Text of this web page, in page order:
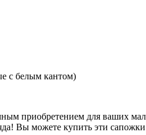
с белым кантом)
приобретением для ваших
Вы можете купить эти